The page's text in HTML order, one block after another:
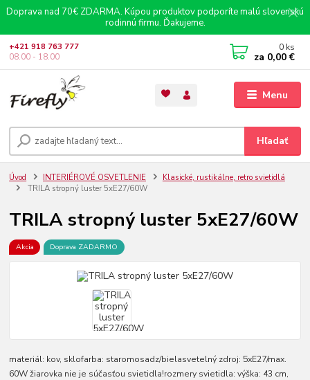
Doprava nad 70€ ZDARMA. Kúpou produktov podporíte malú slovenskú
rodinnú firmu. Ďakujeme.
Menu
Hľadať
+421 918 763 777
08.00 - 18.00
0 ks
za 0,00 €
Úvod INTERIÉROVÉ OSVETLENIE
Klasické, rustikálne, retro svietidlá
TRILA stropný luster 5xE27/60W
TRILA stropný luster 5xE27/60W
Akcia Doprava ZADARMO
materiál: kov, sklofarba: staromosadz/bielasvetelný zdroj: 5xE27/max.
60W žiarovka nie je súčasťou svietidla!rozmery svietidla: výška: 43 cm,